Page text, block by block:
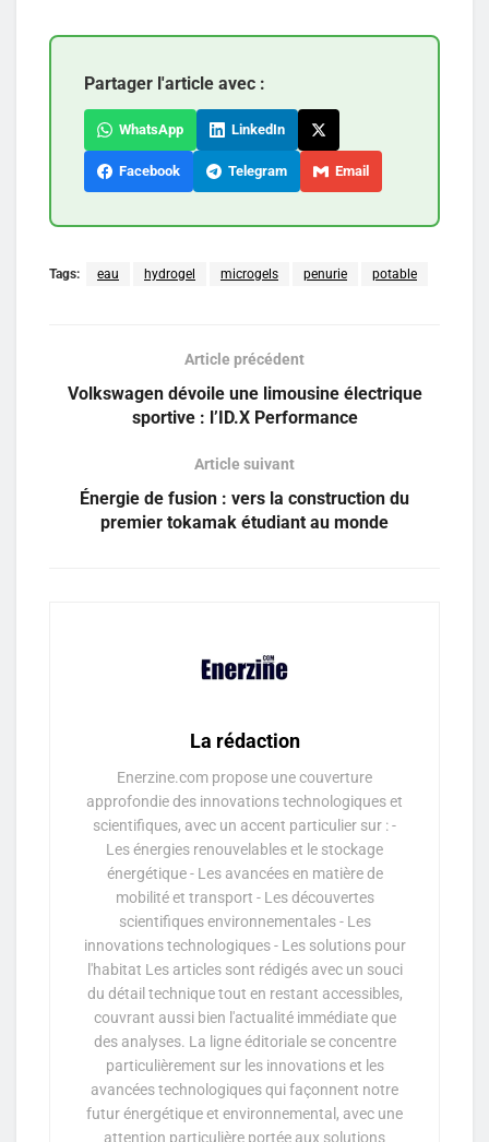
Partager l'article avec :
WhatsApp LinkedIn
Facebook Telegram Email
Tags: eau hydrogel microgels penurie potable
Article précédent
Volkswagen dévoile une limousine électrique
sportive : l’ID.X Performance
Article suivant
Énergie de fusion : vers la construction du
premier tokamak étudiant au monde
La rédaction
Enerzine.com propose une couverture
approfondie des innovations technologiques et
scientifiques, avec un accent particulier sur : -
Les énergies renouvelables et le stockage
énergétique - Les avancées en matière de
mobilité et transport - Les découvertes
scientifiques environnementales - Les
innovations technologiques - Les solutions pour
l'habitat Les articles sont rédigés avec un souci
du détail technique tout en restant accessibles,
couvrant aussi bien l'actualité immédiate que
des analyses. La ligne éditoriale se concentre
particulièrement sur les innovations et les
avancées technologiques qui façonnent notre
futur énergétique et environnemental, avec une
attention particulière portée aux solutions